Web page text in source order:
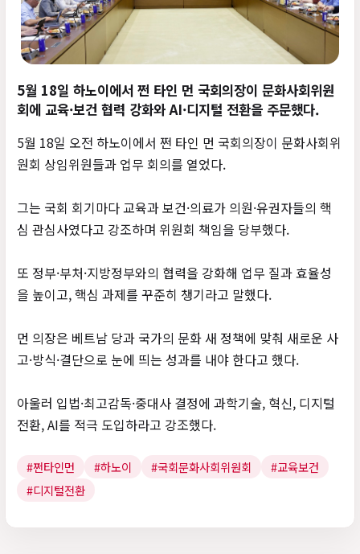
5월 18일 하노이에서 쩐 타인 먼 국회의장이 문화사회위원
회에 교육·보건 협력 강화와 AI·디지털 전환을 주문했다.
5월 18일 오전 하노이에서 쩐 타인 먼 국회의장이 문화사회위
원회 상임위원들과 업무 회의를 열었다.
그는 국회 회기마다 교육과 보건·의료가 의원·유권자들의 핵
심 관심사였다고 강조하며 위원회 책임을 당부했다.
또 정부·부처·지방정부와의 협력을 강화해 업무 질과 효율성
을 높이고, 핵심 과제를 꾸준히 챙기라고 말했다.
먼 의장은 베트남 당과 국가의 문화 새 정책에 맞춰 새로운 사
고·방식·결단으로 눈에 띄는 성과를 내야 한다고 했다.
아울러 입법·최고감독·중대사 결정에 과학기술, 혁신, 디지털
전환, AI를 적극 도입하라고 강조했다.
#쩐타인먼 #하노이 #국회문화사회위원회
#교육보건
#디지털전환